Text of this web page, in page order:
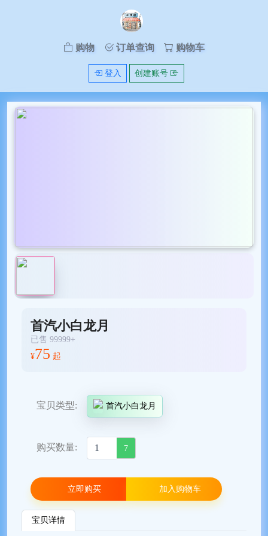
购物 订单查询 购物车
登入 创建账号
首汽小白龙月
已售 99999+
¥75 起
宝贝类型: 首汽小白龙月
购买数量: 7
立即购买 加入购物车
宝贝详情